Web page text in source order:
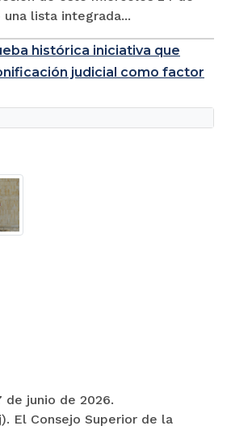
lista integrada...
histórica iniciativa que
judicial como factor
de junio de 2026.
El Consejo Superior de la